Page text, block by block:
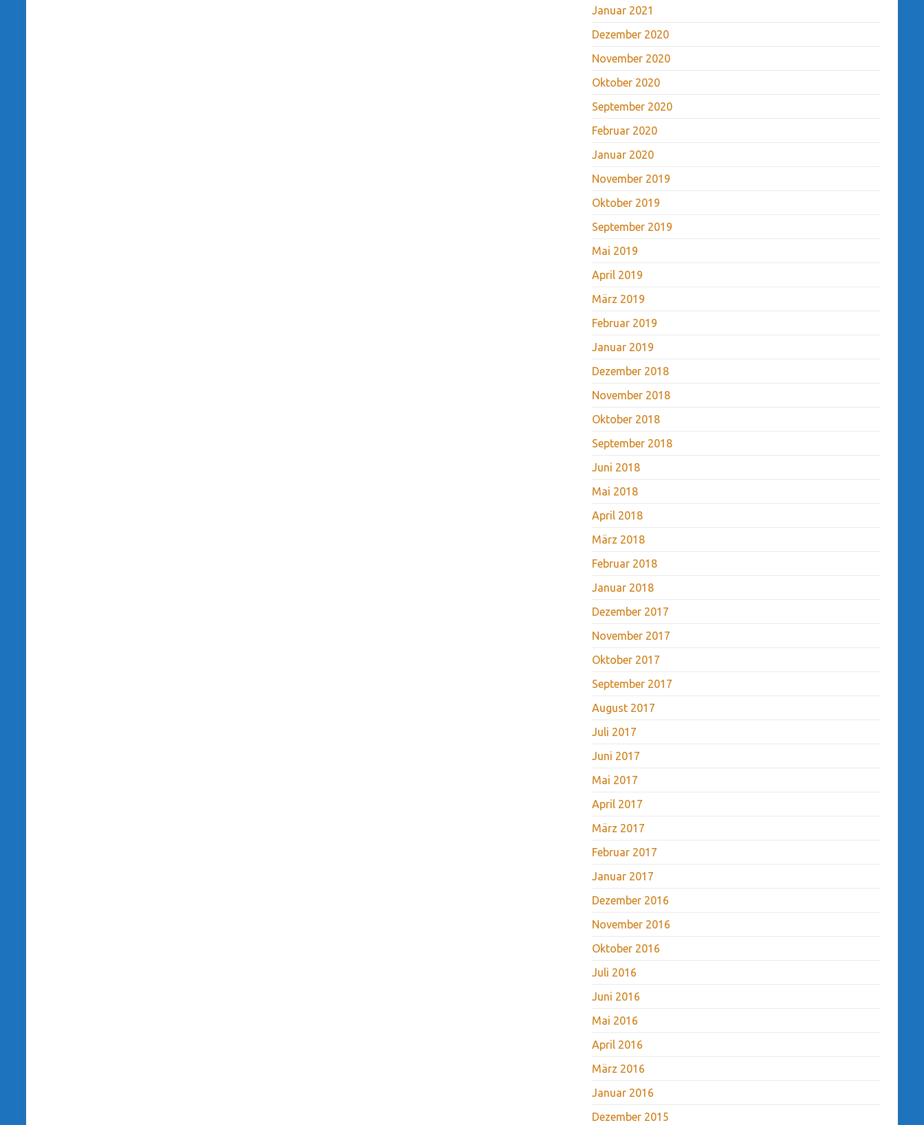
Januar 2021
Dezember 2020
November 2020
Oktober 2020
September 2020
Februar 2020
Januar 2020
November 2019
Oktober 2019
September 2019
Mai 2019
April 2019
März 2019
Februar 2019
Januar 2019
Dezember 2018
November 2018
Oktober 2018
September 2018
Juni 2018
Mai 2018
April 2018
März 2018
Februar 2018
Januar 2018
Dezember 2017
November 2017
Oktober 2017
September 2017
August 2017
Juli 2017
Juni 2017
Mai 2017
April 2017
März 2017
Februar 2017
Januar 2017
Dezember 2016
November 2016
Oktober 2016
Juli 2016
Juni 2016
Mai 2016
April 2016
März 2016
Januar 2016
Dezember 2015